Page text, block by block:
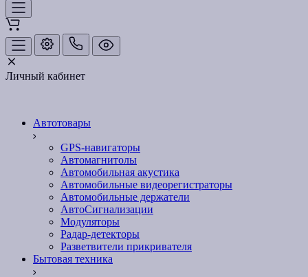
Личный кабинет
Автотовары
GPS-навигаторы
Автомагнитолы
Автомобильная акустика
Автомобильные видеорегистраторы
Автомобильные держатели
АвтоСигнализации
Модуляторы
Радар-детекторы
Разветвители прикривателя
Бытовая техника